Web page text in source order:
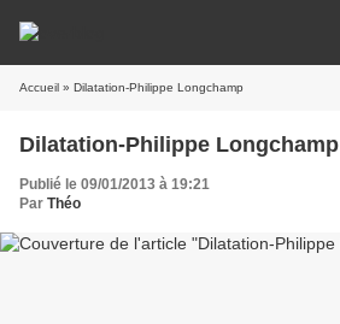
Accueil » Dilatation-Philippe Longchamp
Dilatation-Philippe Longchamp
Publié le 09/01/2013 à 19:21
Par Théo